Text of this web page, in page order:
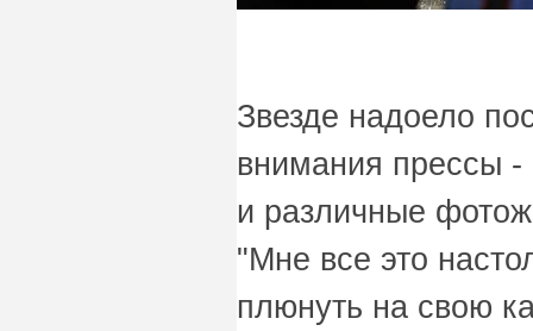
Звезде надоело
внимания прессы -
и различные
"Мне все это
плюнуть на свою